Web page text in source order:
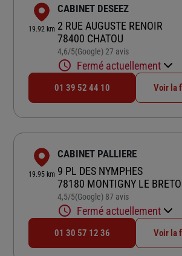
19.92 km
CABINET DESEEZ
2 RUE AUGUSTE RENOIR
78400 CHATOU
4,6/5Note de 4.6 sur 5
(Google) 27 avis
Fermé actuellement
01 39 52 44 10 Voir la
19.95 km
CABINET PALLIERE
9 PL DES NYMPHES
78180 MONTIGNY LE
4,5/5Note de 4.5 sur 5
(Google) 87 avis
Fermé actuellement
01 30 57 12 36 Voir la